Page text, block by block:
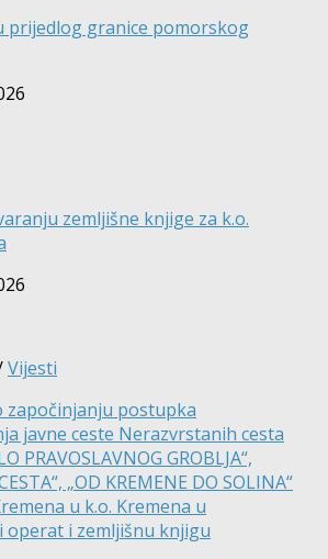
prijedlog granice pomorskog
zemljišne knjige za k.o.
Vijesti
započinjanju postupka
javne ceste Nerazvrstanih cesta
PRAVOSLAVNOG GROBLJA“,
„OD KREMENE DO SOLINA“
u k.o. Kremena u
operat i zemljišnu knjigu